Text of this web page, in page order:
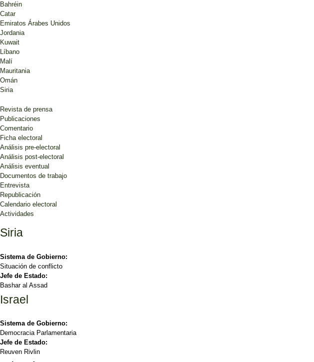
Bahréin
Catar
Emiratos Árabes Unidos
Jordania
Kuwait
Líbano
Malí
Mauritania
Omán
Siria
Revista de prensa
Publicaciones
Comentario
Ficha electoral
Análisis pre-electoral
Análisis post-electoral
Análisis eventual
Documentos de trabajo
Entrevista
Republicación
Calendario electoral
Actividades
Siria
Sistema de Gobierno:
Situación de conflicto
Jefe de Estado:
Bashar al Assad
Israel
Sistema de Gobierno:
Democracia Parlamentaria
Jefe de Estado:
Reuven Rivlin